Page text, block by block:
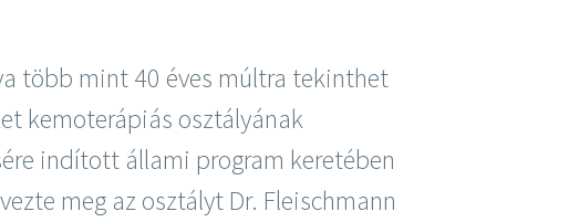
több mint 40 éves múltra tekinthet
kemoterápiás osztályának
indított állami program keretében
meg az osztályt Dr. Fleischmann